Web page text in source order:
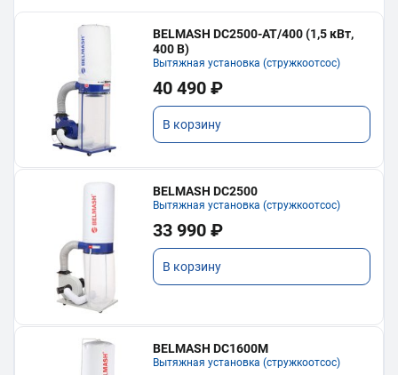
BELMASH DC2500-AT/400 (1,5 кВт,
400 В)
Вытяжная установка (стружкоотсос)
40 490 ₽
В корзину
BELMASH DC2500
Вытяжная установка (стружкоотсос)
33 990 ₽
В корзину
BELMASH DC1600M
Вытяжная установка (стружкоотсос)